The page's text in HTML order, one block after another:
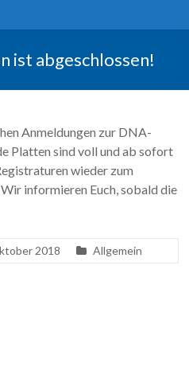
ist abgeschlossen!
Anmeldungen zur DNA-
Platten sind voll und ab sofort
wieder zum
informieren Euch, sobald die
2018 Allgemein